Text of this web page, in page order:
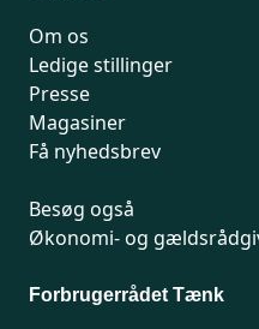
Om os
Ledige stillinger
Presse
Magasiner
Få nyhedsbrev
Besøg også
Økonomi- og
Forbrugerrådet Tænk